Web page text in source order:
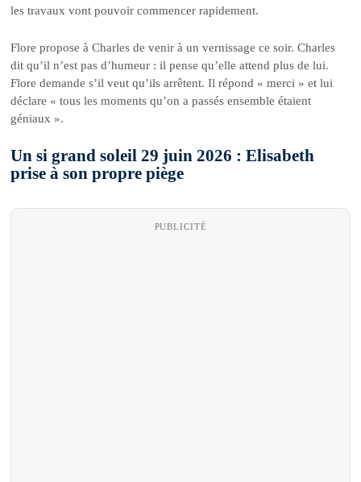
les travaux vont pouvoir commencer rapidement.
Flore propose à Charles de venir à un vernissage ce soir. Charles
dit qu’il n’est pas d’humeur : il pense qu’elle attend plus de lui.
Flore demande s’il veut qu’ils arrêtent. Il répond « merci » et lui
déclare « tous les moments qu’on a passés ensemble étaient
géniaux ».
Un si grand soleil 29 juin 2026 : Elisabeth
prise à son propre piège
PUBLICITÉ